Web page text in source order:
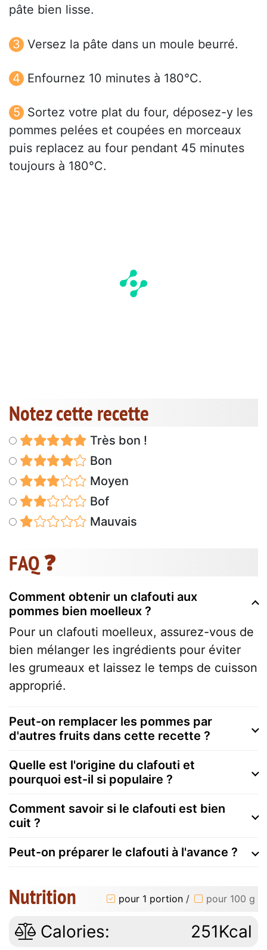
pâte bien lisse.
Versez la pâte dans un moule beurré.
Enfournez 10 minutes à 180°C.
Sortez votre plat du four, déposez-y les
pommes pelées et coupées en morceaux
puis replacez au four pendant 45 minutes
toujours à 180°C.
Notez cette recette
Très bon !
Bon
Moyen
Bof
Mauvais
FAQ ❓
Comment obtenir un clafouti aux
pommes bien moelleux ?
Pour un clafouti moelleux, assurez-vous de
bien mélanger les ingrédients pour éviter
les grumeaux et laissez le temps de cuisson
approprié.
Peut-on remplacer les pommes par
d'autres fruits dans cette recette ?
Quelle est l'origine du clafouti et
pourquoi est-il si populaire ?
Comment savoir si le clafouti est bien
cuit ?
Peut-on préparer le clafouti à l'avance ?
Nutrition pour 1 portion / pour 100 g
Calories: 251Kcal